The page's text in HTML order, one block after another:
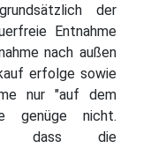
der
Entnahme
nach außen
erfolge sowie
nur "auf dem
genüge nicht.
dass die